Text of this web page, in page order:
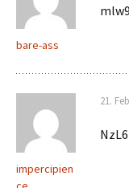
bare-ass
impercipien
21.